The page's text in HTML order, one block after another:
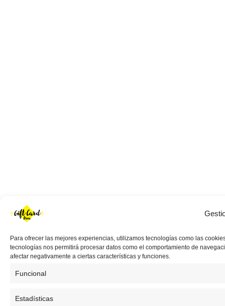
Para ofrecer las mejores experiencias, utilizamos tecnologías como las
tecnologías nos permitirá procesar datos como el comportamiento de
afectar negativamente a ciertas características y funciones.
Funcional
Estadísticas